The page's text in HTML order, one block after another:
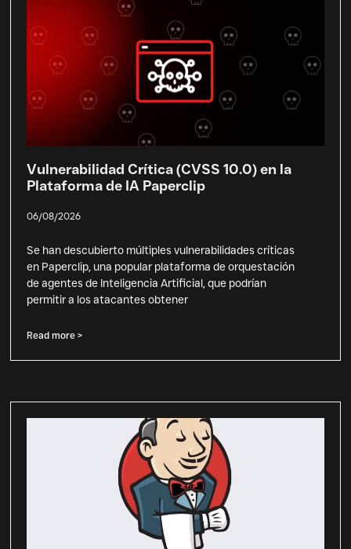
Vulnerabilidad Crítica (CVSS 10.0) en la
Plataforma de IA Paperclip
06/08/2026
Se han descubierto múltiples vulnerabilidades críticas
en Paperclip, una popular plataforma de orquestación
de agentes de Inteligencia Artificial, que podrían
permitir a los atacantes obtener
Read more >